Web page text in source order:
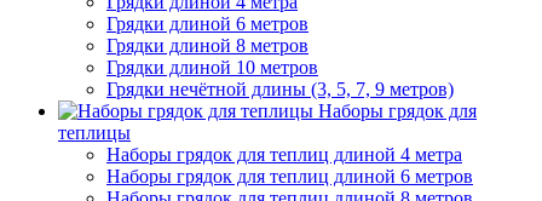
Грядки длиной 6 метров
Грядки длиной 8 метров
Грядки длиной 10 метров
Грядки нечётной длины (3, 5, 7, 9 метров)
Наборы грядок для
теплицы
Наборы грядок для теплиц длиной 4 метра
Наборы грядок для теплиц длиной 6 метров